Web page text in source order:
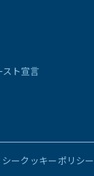
スト宣言
ークッキーポリシー